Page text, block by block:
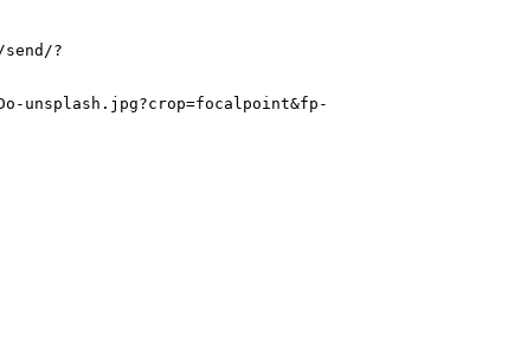
?
unsplash.jpg?crop=focalpoint&fp-